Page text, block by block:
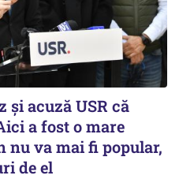
acuză USR că
a fost o mare
nu va mai fi popular,
de el